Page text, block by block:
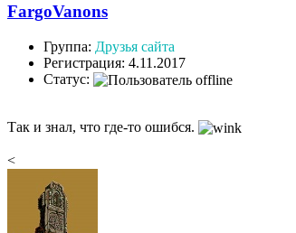
FargoVanons
Группа: Друзья сайта
Регистрация: 4.11.2017
Статус:
Так и знал, что где-то ошибся.
<